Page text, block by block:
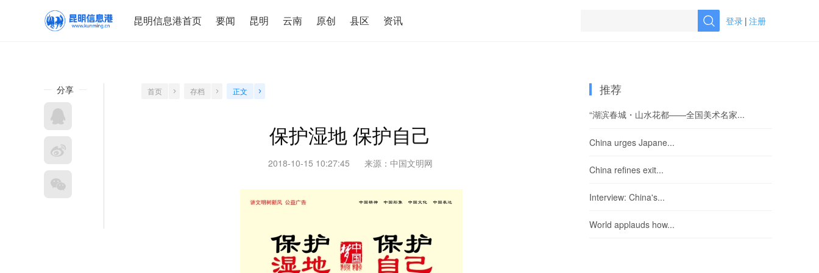
昆明信息港首页 要闻 昆明 云南 原创 县区 资讯 登录 | 注册
分享 首页 存档 正文
保护湿地 保护自己
2018-10-15 10:27:45 来源： 中国文明网
推荐
“湖滨春城・山水花都——全国美术名家...
China urges Japane...
China refines exit...
Interview: China's...
World applauds how...